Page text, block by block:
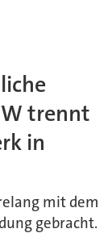
trennt
in
mit dem
gebracht.